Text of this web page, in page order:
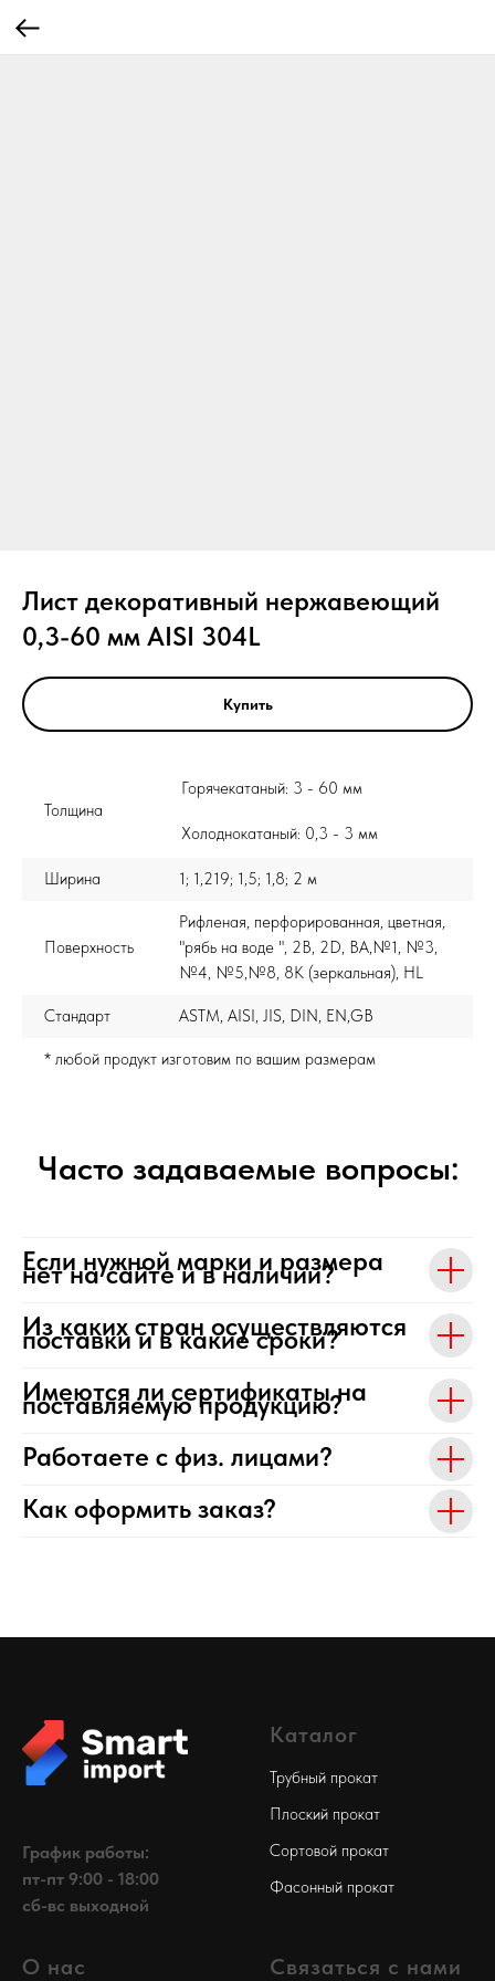
Лист декоративный нержавеющий
0,3-60 мм AISI 304L
Купить
Толщина
Горячекатаный: 3 - 60 мм
Холоднокатаный: 0,3 - 3 мм
Ширина 1; 1,219; 1,5; 1,8; 2 м
Поверхность
Рифленая, перфорированная, цветная,
"рябь на воде ", 2B, 2D, BA,№1, №3,
№4, №5,№8, 8K (зеркальная), HL
Стандарт ASTM, AISI, JIS, DIN, EN,GB
* любой продукт изготовим по вашим размерам
Часто задаваемые вопросы:
Если нужной марки и размера
нет на сайте и в наличии?
Из каких стран осуществляются
поставки и в какие сроки?
Имеются ли сертификаты на
поставляемую продукцию?
Работаете с физ. лицами?
Как оформить заказ?
График работы:
пт-пт 9:00 - 18:00
сб-вс выходной
Каталог
Трубный прокат
Плоский прокат
Сортовой прокат
Фасонный прокат
О нас Связаться с нами